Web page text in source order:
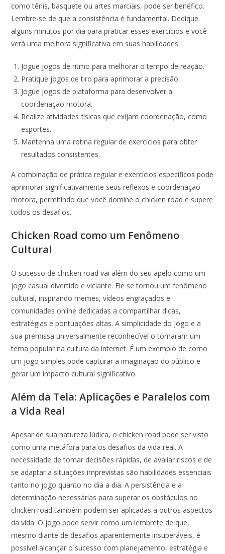
como tênis, basquete ou artes marciais, pode ser benéfico.
Lembre-se de que a consistência é fundamental. Dedique
alguns minutos por dia para praticar esses exercícios e você
verá uma melhora significativa em suas habilidades.
Jogue jogos de ritmo para melhorar o tempo de reação.
Pratique jogos de tiro para aprimorar a precisão.
Jogue jogos de plataforma para desenvolver a
coordenação motora.
Realize atividades físicas que exijam coordenação, como
esportes.
Mantenha uma rotina regular de exercícios para obter
resultados consistentes.
A combinação de prática regular e exercícios específicos pode
aprimorar significativamente seus reflexos e coordenação
motora, permitindo que você domine o chicken road e supere
todos os desafios.
Chicken Road como um Fenômeno
Cultural
O sucesso de chicken road vai além do seu apelo como um
jogo casual divertido e viciante. Ele se tornou um fenômeno
cultural, inspirando memes, vídeos engraçados e
comunidades online dedicadas a compartilhar dicas,
estratégias e pontuações altas. A simplicidade do jogo e a
sua premissa universalmente reconhecível o tornaram um
tema popular na cultura da internet. É um exemplo de como
um jogo simples pode capturar a imaginação do público e
gerar um impacto cultural significativo.
Além da Tela: Aplicações e Paralelos com
a Vida Real
Apesar de sua natureza lúdica, o chicken road pode ser visto
como uma metáfora para os desafios da vida real. A
necessidade de tomar decisões rápidas, de avaliar riscos e de
se adaptar a situações imprevistas são habilidades essenciais
tanto no jogo quanto no dia a dia. A persistência e a
determinação necessárias para superar os obstáculos no
chicken road também podem ser aplicadas a outros aspectos
da vida. O jogo pode servir como um lembrete de que,
mesmo diante de desafios aparentemente insuperáveis, é
possível alcançar o sucesso com planejamento, estratégia e